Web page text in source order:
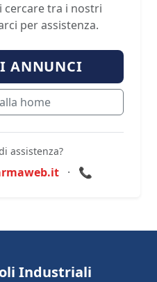
tra i nostri
per assistenza.
ANNUNCI
home
assistenza?
· 📞
Industriali